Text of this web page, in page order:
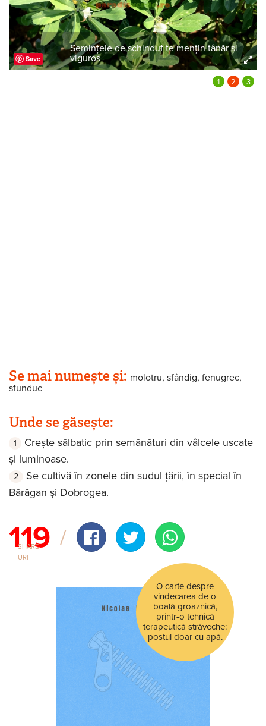
Save
Semințele de schinduf te mențin tânăr și
viguros
Se mai numește și: molotru, sfândig, fenugrec,
sfunduc
Unde se găsește:
Crește sălbatic prin semănături din vâlcele uscate
și luminoase.
Se cultivă în zonele din sudul țării, în special în
Bărăgan și Dobrogea.
119
SHARE-
URI
O carte despre
vindecarea de o
boală groaznică,
printr-o tehnică
terapeutică străveche:
postul doar cu apă.